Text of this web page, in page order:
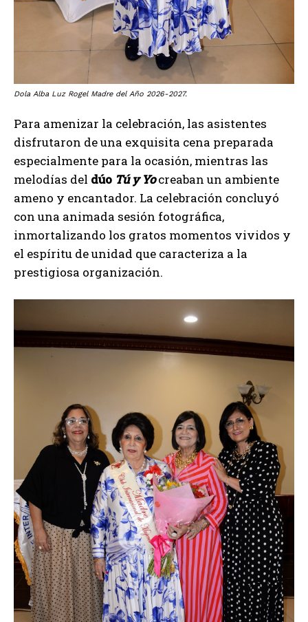
Dola Alba Luz Rogel Madre del Año 2026-2027.
Para amenizar la celebración, las asistentes
disfrutaron de una exquisita cena preparada
especialmente para la ocasión, mientras las
melodías del dúo Tú y Yocreaban un ambiente
ameno y encantador. La celebración concluyó
con una animada sesión fotográfica,
inmortalizando los gratos momentos vividos y
el espíritu de unidad que caracteriza a la
prestigiosa organización.